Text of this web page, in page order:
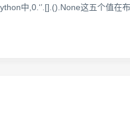
中,0.‘’.[].().None这五个值在